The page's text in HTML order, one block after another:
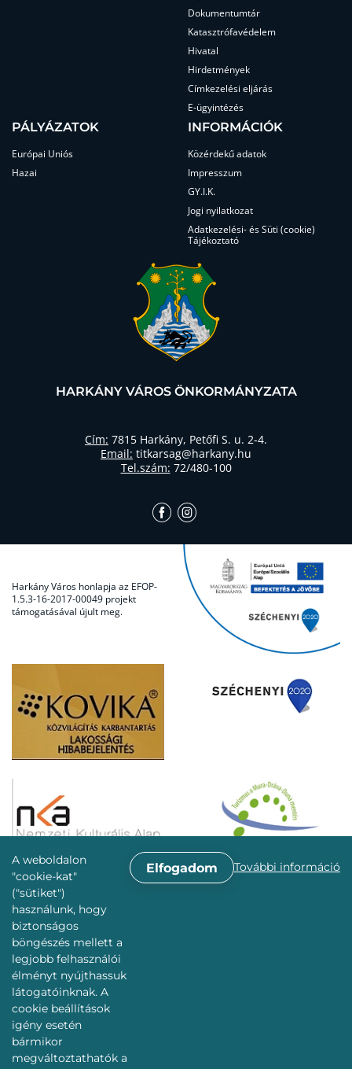
A weboldalon
"cookie-kat"
("sütiket")
használunk, hogy
biztonságos
böngészés mellett a
legjobb felhasználói
élményt nyújthassuk
látogatóinknak. A
cookie beállítások
igény esetén
bármikor
megváltoztathatók a
Elfogadom További információ
Dokumentumtár
Katasztrófavédelem
Hivatal
Hirdetmények
Címkezelési eljárás
E-ügyintézés
PÁLYÁZATOK
Európai Uniós
Hazai
INFORMÁCIÓK
Közérdekű adatok
Impresszum
GY.I.K.
Jogi nyilatkozat
Adatkezelési- és Süti (cookie)
Tájékoztató
HARKÁNY VÁROS ÖNKORMÁNYZATA
Cím: 7815 Harkány, Petőfi S. u. 2-4.
Email: titkarsag@harkany.hu
Tel.szám: 72/480-100
Harkány Város honlapja az EFOP-
1.5.3-16-2017-00049 projekt
támogatásával újult meg.